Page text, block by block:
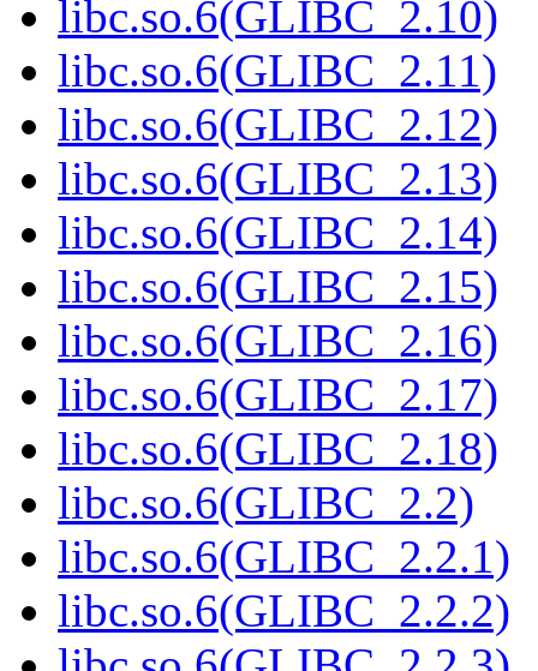
libc.so.6(GLIBC_2.10)
libc.so.6(GLIBC_2.11)
libc.so.6(GLIBC_2.12)
libc.so.6(GLIBC_2.13)
libc.so.6(GLIBC_2.14)
libc.so.6(GLIBC_2.15)
libc.so.6(GLIBC_2.16)
libc.so.6(GLIBC_2.17)
libc.so.6(GLIBC_2.18)
libc.so.6(GLIBC_2.2)
libc.so.6(GLIBC_2.2.1)
libc.so.6(GLIBC_2.2.2)